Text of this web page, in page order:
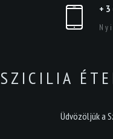
SZICILIA
Üdvözöljük a